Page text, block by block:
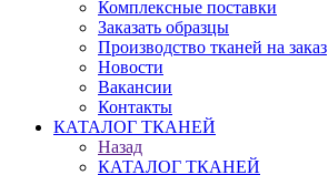
Комплексные поставки
Заказать образцы
Производство тканей на заказ
Новости
Вакансии
Контакты
КАТАЛОГ ТКАНЕЙ
Назад
КАТАЛОГ ТКАНЕЙ